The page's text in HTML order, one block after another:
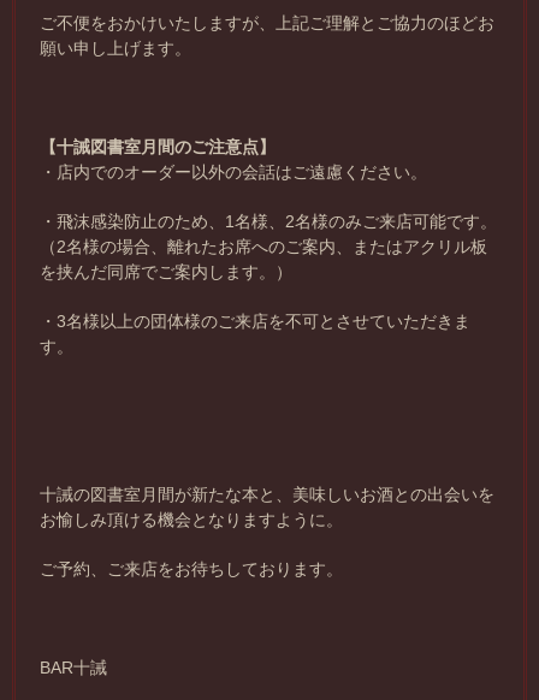
ご不便をおかけいたしますが、上記ご理解とご協力のほどお
願い申し上げます。
【十誡図書室月間のご注意点】
・店内でのオーダー以外の会話はご遠慮ください。
・飛沫感染防止のため、1名様、2名様のみご来店可能です。
（2名様の場合、離れたお席へのご案内、またはアクリル板
を挟んだ同席でご案内します。）
・3名様以上の団体様のご来店を不可とさせていただきま
す。
十誡の図書室月間が新たな本と、美味しいお酒との出会いを
お愉しみ頂ける機会となりますように。
ご予約、ご来店をお待ちしております。
BAR十誡